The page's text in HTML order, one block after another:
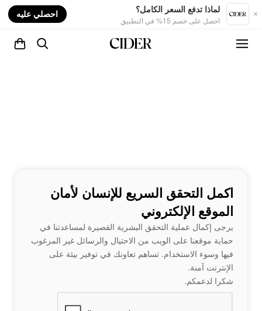
لماذا تدفع السعر الكامل؟
احصل على خصم 15% في التطبيق
احصلي عليه
اكمل التحقق السريع للإنسان لأمان
الموقع الإلكتروني
يرجى إكمال عملية التحقق البشرية القصيرة لمساعدتنا في
حماية موقعنا على الويب من الاحتيال والرسائل غير المرغوب
فيها وسوء الاستخدام. تساهم تعاونك في توفير بيئة على
الإنترنت آمنة.
شكرا لدعمكم.